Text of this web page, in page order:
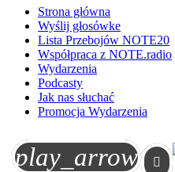
Strona główna
Wyślij głosówke
Lista Przebojów NOTE20
Współpraca z NOTE.radio
Wydarzenia
Podcasty
Jak nas słuchać
Promocja Wydarzenia
play_arrow